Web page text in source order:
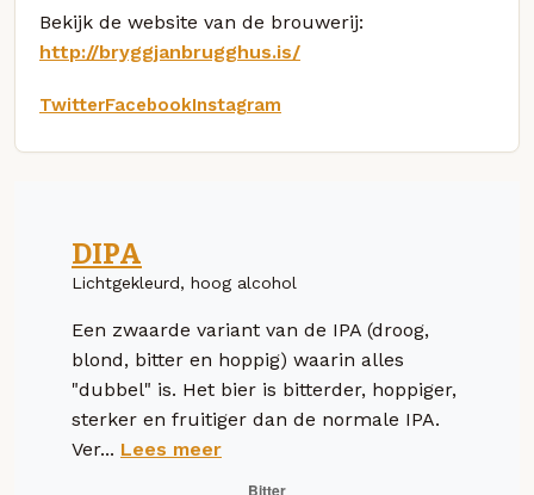
Bekijk de website van de brouwerij:
http://bryggjanbrugghus.is/
TwitterFacebookInstagram
DIPA
Lichtgekleurd, hoog alcohol
Een zwaarde variant van de IPA (droog,
blond, bitter en hoppig) waarin alles
"dubbel" is. Het bier is bitterder, hoppiger,
sterker en fruitiger dan de normale IPA.
Ver... Lees meer